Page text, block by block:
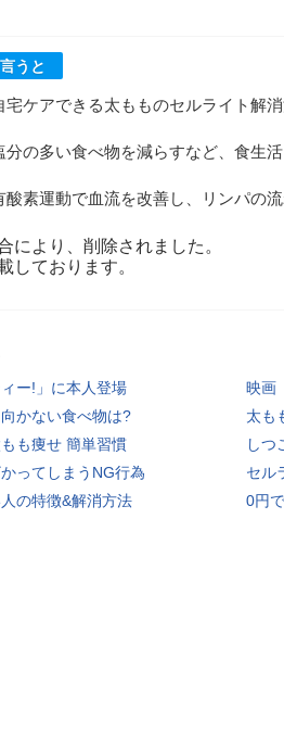
うと
宅ケアできる太もものセルライト解
分の多い食べ物を減らすなど、食生
酸素運動で血流を改善し、リンパの
により、削除されました。
しております。
ー!」に本人登場
映画
かない食べ物は?
太も
も痩せ 簡単習慣
しつ
ってしまうNG行為
セル
の特徴&解消方法
0円